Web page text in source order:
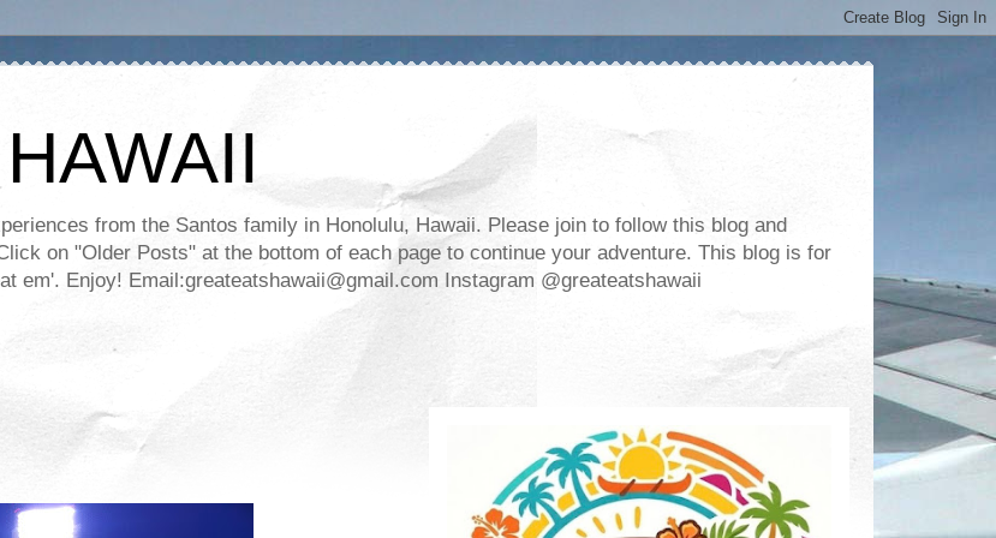
from the Santos family in Honolulu, Hawaii. Please join to follow this blog and
on "Older Posts" at the bottom of each page to continue your adventure. This blog is for
em'. Enjoy! Email:greateatshawaii@gmail.com Instagram @greateatshawaii